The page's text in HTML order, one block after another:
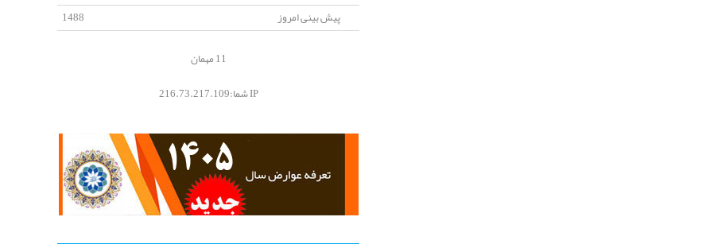
پیش بینی امروز
1488
11 مهمان
IP شما:216.73.217.109